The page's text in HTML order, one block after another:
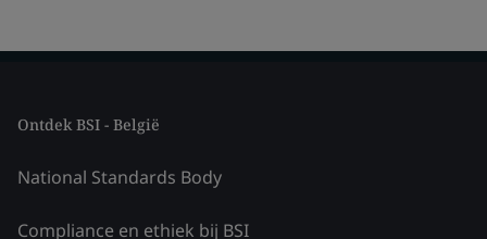
Ontdek BSI - België
National Standards Body
Compliance en ethiek bij BSI